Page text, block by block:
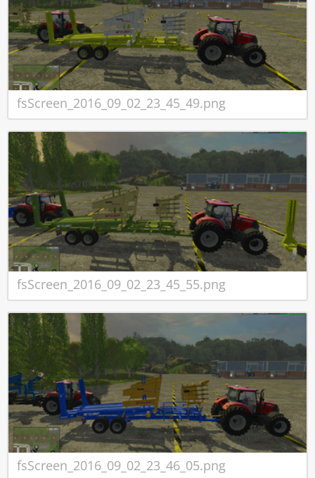
fsScreen_2016_09_02_23_45_49.png
fsScreen_2016_09_02_23_45_55.png
fsScreen_2016_09_02_23_46_05.png